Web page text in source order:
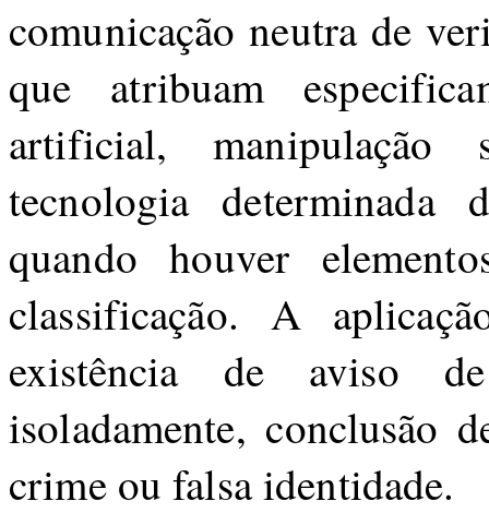
comunicação neutra de
que atribuam
artificial, manipulação
tecnologia determinada
quando houver
classificação. A
existência de aviso
isoladamente, conclusão
crime ou falsa identidade.